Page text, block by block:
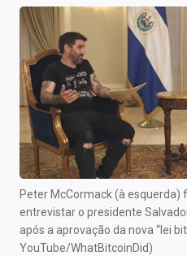
Cotações
Comprar ou vender?
Carteiras Recomendadas
Central de Dividendos
Central de Fundos Imobiliários
Central dos IPOs
Renda Fixa
Peter McCormack (à esquerda)
entrevistar o presidente
após a aprovação danova “lei
YouTube/WhatBitcoinDid)